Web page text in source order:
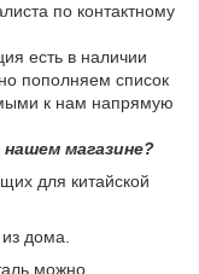
по контактному
есть в наличии
пополняем список
к нам напрямую
магазине?
для китайской
дома.
можно